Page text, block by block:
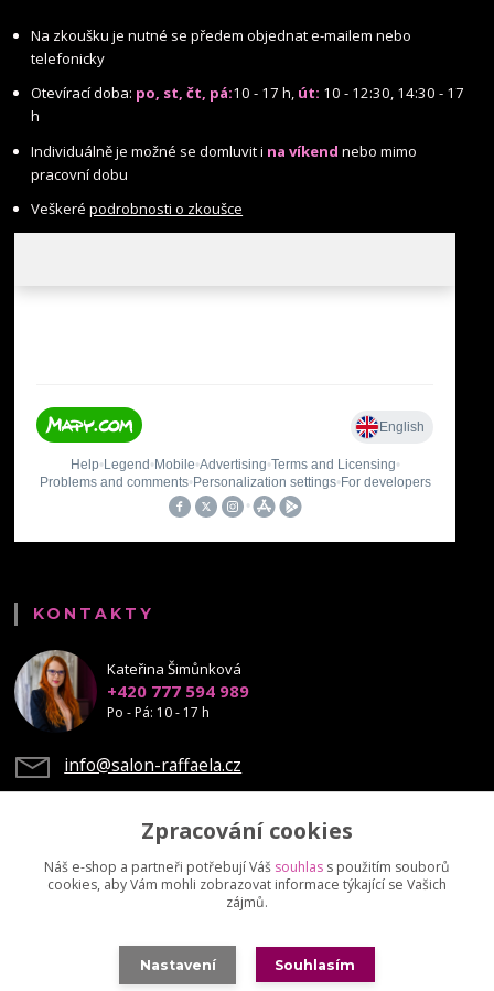
Na zkoušku je nutné se předem objednat e-mailem nebo
telefonicky
Otevírací doba: po, st, čt, pá:10 - 17 h, út: 10 - 12:30, 14:30 - 17
h
Individuálně je možné se domluvit i na víkend nebo mimo
pracovní dobu
Veškerépodrobnosti o zkoušce
KONTAKTY
Kateřina Šimůnková
+420 777 594 989
Po - Pá: 10 - 17 h
info@salon-raffaela.cz
Upravit sběr cookies.
© Mgr. Kateřina Šimůnková, 2023 - další šíření našich fotek je chráněno
autorskými právy
Zpracování cookies
Náš e-shop a partneři potřebují Váš souhlas s použitím souborů
cookies, aby Vám mohli zobrazovat informace týkající se Vašich
zájmů.
Nastavení Souhlasím